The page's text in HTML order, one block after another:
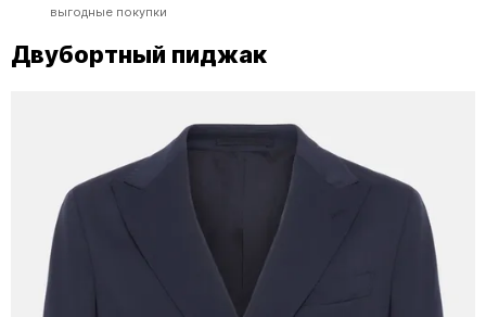
выгодные покупки
Двубортный пиджак